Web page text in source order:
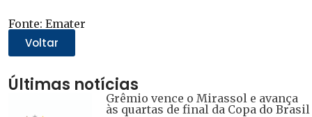
WhatsApp(abre
em
nova
janela)
Twitter(abre
em
Fonte: Emater
Voltar
Últimas notícias
Grêmio vence o Mirassol e avança
às quartas de final da Copa do Brasil